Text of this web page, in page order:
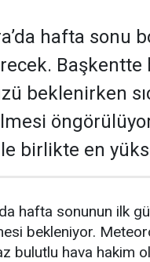
hafta sonu
beklenirken
birlikte en
hafta sonunun ilk
bekleniyor.
bulutlu hava hakim